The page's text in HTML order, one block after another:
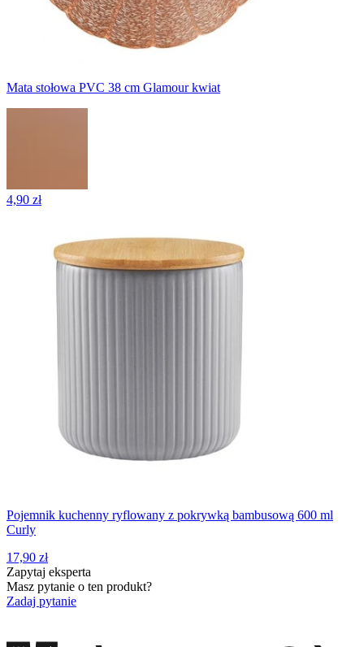
Mata stołowa PVC 38 cm Glamour kwiat
4,90 zł
Pojemnik kuchenny ryflowany z pokrywką bambusową 600 ml
Curly
17,90 zł
Zapytaj eksperta
Masz pytanie o ten produkt?
Zadaj pytanie